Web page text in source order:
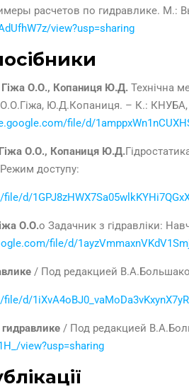
расчетов по гидравлике.
view?usp=sharing
Гіжа О.О., Копаниця Ю.Д. Технічна
Ю.Д.Копаниця. – К.: КНУБА,
file/d/
Гіжа О.О., Копаниця Ю.Д.
доступу:
d/
О.О.o Задачник з гідравліки:
file/d/
/ Под редакцией
d/
/ Под редакцией
view?usp=sharing